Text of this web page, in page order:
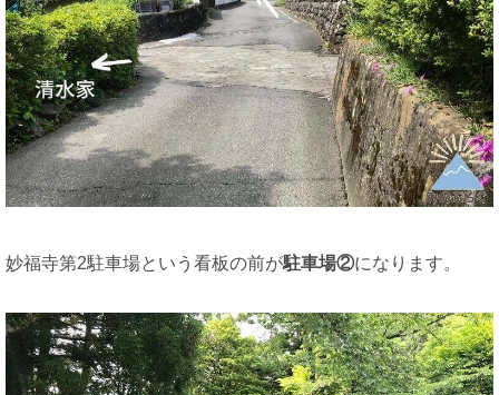
妙福寺第2駐車場という看板の前が駐車場②になります。